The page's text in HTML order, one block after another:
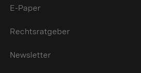
E-Paper
Rechtsratgeber
Newsletter